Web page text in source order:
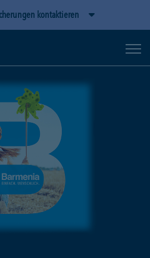
kontaktieren